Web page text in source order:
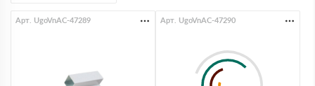
Арт. UgoVnAC-47289 Арт. UgoVnAC-47290